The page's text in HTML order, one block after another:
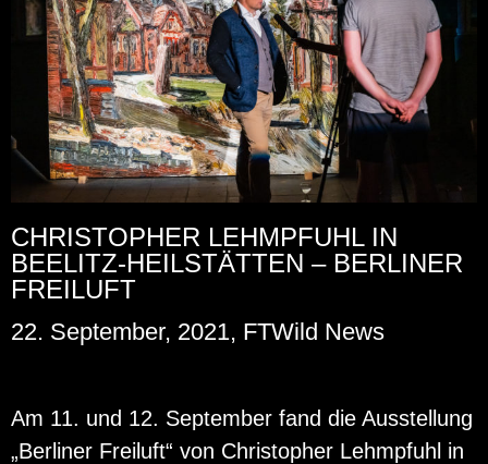
CHRISTOPHER LEHMPFUHL IN
BEELITZ-HEILSTÄTTEN – BERLINER
FREILUFT
22. September, 2021, FTWild News
Am 11. und 12. Sep­tem­ber fand die Aus­stel­lung
„Ber­li­ner Frei­luft“ von Chris­to­pher Lehm­pfuhl in